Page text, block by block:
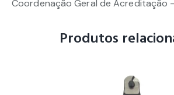
Coordenação Geral de Acreditação
Produtos